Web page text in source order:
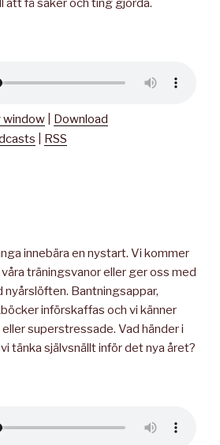
att få saker och ting gjorda.
window
Download
RSS
innebära en nystart. Vi kommer
träningsvanor eller ger oss med
nyårslöften. Bantningsappar,
införskaffas och vi känner
superstressade. Vad händer i
vi tänka självsnällt inför det nya året?